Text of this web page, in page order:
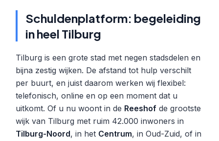
Schuldenplatform: begeleiding
in heel Tilburg
Tilburg is een grote stad met negen stadsdelen en
bijna zestig wijken. De afstand tot hulp verschilt
per buurt, en juist daarom werken wij flexibel:
telefonisch, online en op een moment dat u
uitkomt. Of u nu woont in de Reeshof de grootste
wijk van Tilburg met ruim 42.000 inwoners in
Tilburg-Noord, in het Centrum, in Oud-Zuid, of in